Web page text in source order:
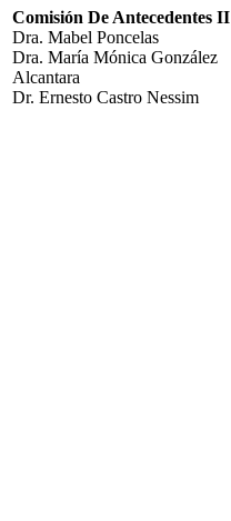
Comisión De Antecedentes II
Dra. Mabel Poncelas
Dra. María Mónica González
Alcantara
Dr. Ernesto Castro Nessim